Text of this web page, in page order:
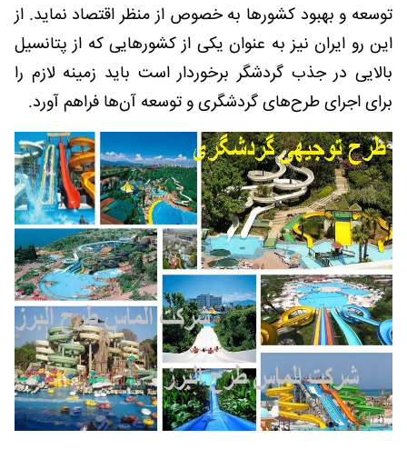
توسعه و بهبود کشورها به خصوص از منظر اقتصاد نماید. از
این رو ایران نیز به عنوان یکی از کشورهایی که از پتانسیل
بالایی در جذب گردشگر برخوردار است باید زمینه لازم را
برای اجرای طرح‌های گردشگری و توسعه آن‌ها فراهم آورد.